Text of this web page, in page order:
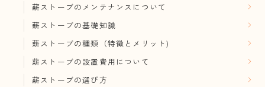
薪ストーブのメンテナンスについて
薪ストーブの基礎知識
薪ストーブの種類（特徴とメリット)
薪ストーブの設置費用について
薪ストーブの選び方